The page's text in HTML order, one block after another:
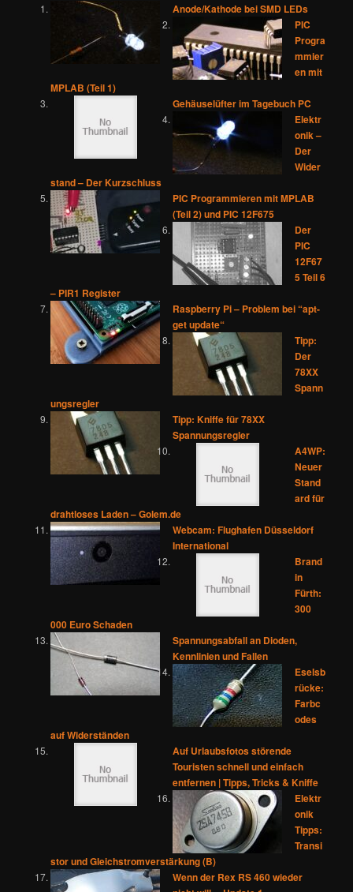
Anode/Kathode bei SMD LEDs
PIC
Progra
mmier
en mit
MPLAB (Teil 1)
Gehäuselüfter im Tagebuch PC
Elektr
onik –
Der
Wider
stand – Der Kurzschluss
PIC Programmieren mit MPLAB
(Teil 2) und PIC 12F675
Der
PIC
12F67
5 Teil 6
– PIR1 Register
Raspberry Pi – Problem bei “apt-
get update“
Tipp:
Der
78XX
Spann
ungsregler
Tipp: Kniffe für 78XX
Spannungsregler
A4WP:
Neuer
Stand
ard für
drahtloses Laden – Golem.de
Webcam: Flughafen Düsseldorf
International
Brand
in
Fürth:
300
000 Euro Schaden
Spannungsabfall an Dioden,
Kennlinien und Fallen
Eselsb
rücke:
Farbc
odes
auf Widerständen
Auf Urlaubsfotos störende
Touristen schnell und einfach
entfernen | Tipps, Tricks & Kniffe
Elektr
onik
Tipps:
Transi
stor und Gleichstromverstärkung (B)
Wenn der Rex RS 460 wieder